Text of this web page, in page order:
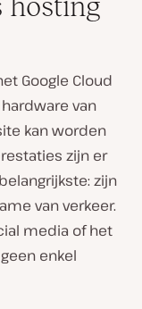
Google Cloud
van
kan worden
zijn er
zijn
van verkeer.
media of het
enkel